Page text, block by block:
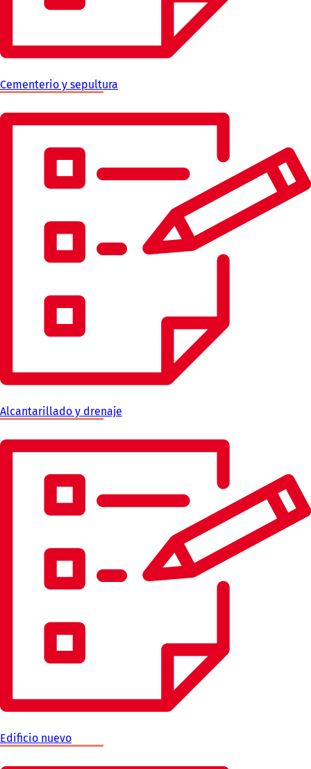
Cementerio y sepultura
Alcantarillado y drenaje
Edificio nuevo